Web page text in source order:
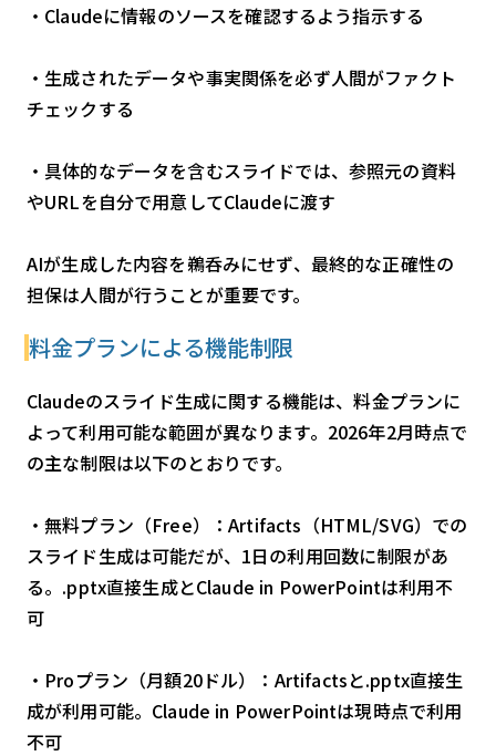
・Claudeに情報のソースを確認するよう指示する
・生成されたデータや事実関係を必ず人間がファクト
チェックする
・具体的なデータを含むスライドでは、参照元の資料
やURLを自分で用意してClaudeに渡す
AIが生成した内容を鵜呑みにせず、最終的な正確性の
担保は人間が行うことが重要です。
料金プランによる機能制限
Claudeのスライド生成に関する機能は、料金プランに
よって利用可能な範囲が異なります。2026年2月時点で
の主な制限は以下のとおりです。
・無料プラン（Free）：Artifacts（HTML/SVG）での
スライド生成は可能だが、1日の利用回数に制限があ
る。.pptx直接生成とClaude in PowerPointは利用不
可
・Proプラン（月額20ドル）：Artifactsと.pptx直接生
成が利用可能。Claude in PowerPointは現時点で利用
不可